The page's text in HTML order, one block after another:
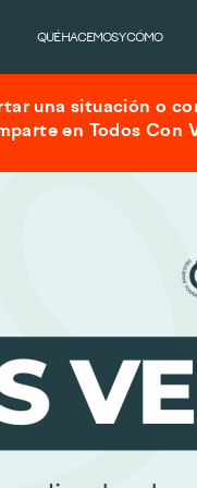
QUÉ HACEMOS Y CÓMO
una situación o
en Todos Con